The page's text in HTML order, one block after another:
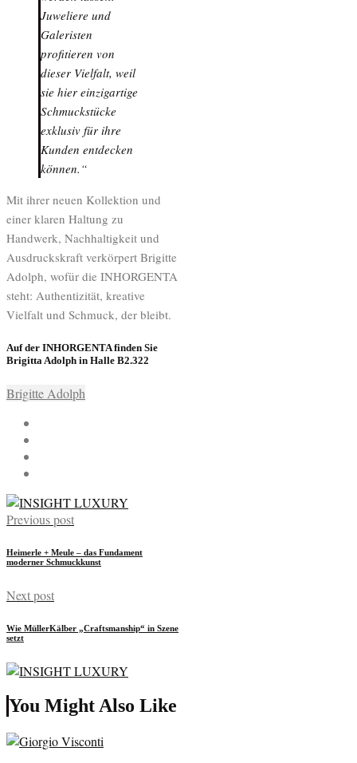
Juweliere und
Galeristen
profitieren von
dieser Vielfalt, weil
sie hier einzigartige
Schmuckstücke
exklusiv für ihre
Kunden entdecken
können.“
Mit ihrer neuen Kollektion und
einer klaren Haltung zu
Handwerk, Nachhaltigkeit und
Ausdruckskraft verkörpert Brigitte
Adolph, wofür die INHORGENTA
steht: Authentizität, kreative
Vielfalt und Schmuck, der bleibt.
Auf der INHORGENTA finden Sie
Brigitta Adolph in Halle B2.322
Brigitte Adolph
Previous post
Heimerle + Meule – das Fundament
moderner Schmuckkunst
Next post
Wie MüllerKälber „Craftsmanship“ in Szene
setzt
You Might Also Like